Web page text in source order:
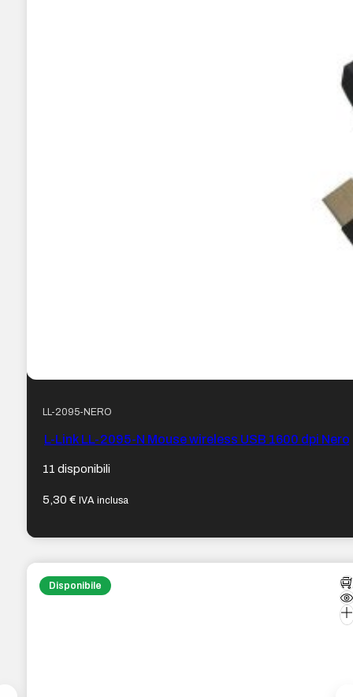
LL-2095-NERO
L-Link LL-2095-N Mouse wireless USB 1600 dpi Nero
11 disponibili
5,30€ IVA inclusa
Disponibile